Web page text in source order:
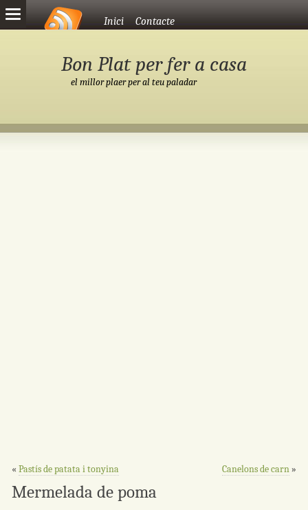
Vés al contingutInici Contacte
Bon Plat per fer a casa
el millor plaer per al teu paladar
« Pastís de patata i tonyina Canelons de carn»
Mermelada de poma